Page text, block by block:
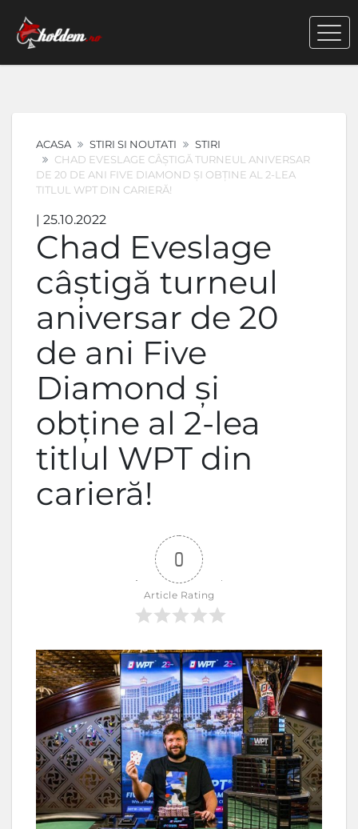
ACASA STIRI SI NOUTATI
STIRI
CHAD EVESLAGE CÂȘTIGĂ TURNEUL ANIVERSAR
DE 20 DE ANI FIVE DIAMOND ȘI OBȚINE AL 2-LEA
TITLUL WPT DIN CARIERĂ!
| 25.10.2022
Chad Eveslage
câștigă turneul
aniversar de 20
de ani Five
Diamond și
obține al 2-lea
titlul WPT din
carieră!
0
Article Rating